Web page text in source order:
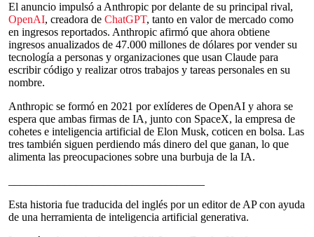
El anuncio impulsó a Anthropic por delante de su principal rival,
OpenAI, creadora de ChatGPT, tanto en valor de mercado como
en ingresos reportados. Anthropic afirmó que ahora obtiene
ingresos anualizados de 47.000 millones de dólares por vender su
tecnología a personas y organizaciones que usan Claude para
escribir código y realizar otros trabajos y tareas personales en su
nombre.
Anthropic se formó en 2021 por exlíderes de OpenAI y ahora se
espera que ambas firmas de IA, junto con SpaceX, la empresa de
cohetes e inteligencia artificial de Elon Musk, coticen en bolsa. Las
tres también siguen perdiendo más dinero del que ganan, lo que
alimenta las preocupaciones sobre una burbuja de la IA.
Esta historia fue traducida del inglés por un editor de AP con ayuda
de una herramienta de inteligencia artificial generativa.